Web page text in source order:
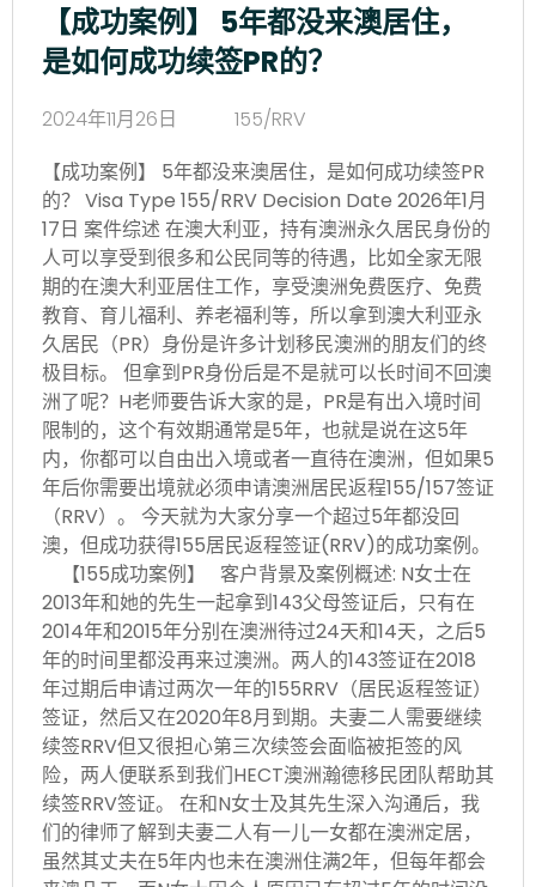
【成功案例】 5年都没来澳居住，
是如何成功续签PR的？
2024年11月26日
155/RRV
【成功案例】 5年都没来澳居住，是如何成功续签PR
的？ Visa Type 155/RRV Decision Date 2026年1月
17日 案件综述 在澳大利亚，持有澳洲永久居民身份的
人可以享受到很多和公民同等的待遇，比如全家无限
期的在澳大利亚居住工作，享受澳洲免费医疗、免费
教育、育儿福利、养老福利等，所以拿到澳大利亚永
久居民（PR）身份是许多计划移民澳洲的朋友们的终
极目标。 但拿到PR身份后是不是就可以长时间不回澳
洲了呢？H老师要告诉大家的是，PR是有出入境时间
限制的，这个有效期通常是5年，也就是说在这5年
内，你都可以自由出入境或者一直待在澳洲，但如果5
年后你需要出境就必须申请澳洲居民返程155/157签证
（RRV）。 今天就为大家分享一个超过5年都没回
澳，但成功获得155居民返程签证(RRV)的成功案例。
【155成功案例】 客户背景及案例概述: N女士在
2013年和她的先生一起拿到143父母签证后，只有在
2014年和2015年分别在澳洲待过24天和14天，之后5
年的时间里都没再来过澳洲。两人的143签证在2018
年过期后申请过两次一年的155RRV（居民返程签证）
签证，然后又在2020年8月到期。夫妻二人需要继续
续签RRV但又很担心第三次续签会面临被拒签的风
险，两人便联系到我们HECT澳洲瀚德移民团队帮助其
续签RRV签证。 在和N女士及其先生深入沟通后，我
们的律师了解到夫妻二人有一儿一女都在澳洲定居，
虽然其丈夫在5年内也未在澳洲住满2年，但每年都会